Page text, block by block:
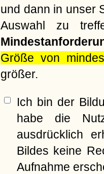
und dann in unser
Auswahl zu
Größe von
größer.
Ich bin der
habe die
ausdrücklich
Bildes keine
Aufnahme